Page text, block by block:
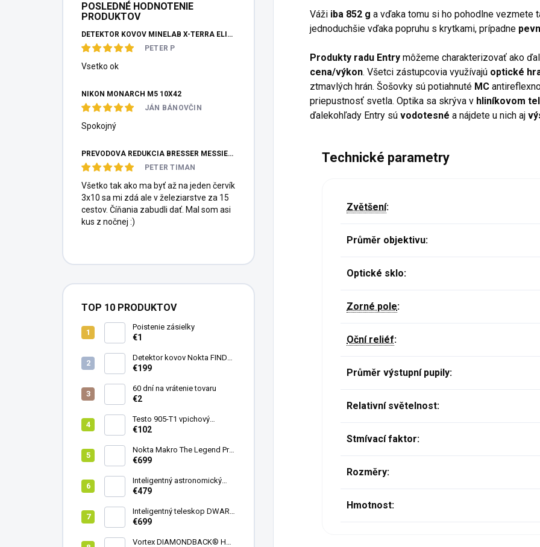
POSLEDNÉ HODNOTENIE
PRODUKTOV
DETEKTOR KOVOV MINELAB X-TERRA ELITE PINPOITER SET
PETER P
Vsetko ok
NIKON MONARCH M5 10X42
JÁN BÁNOVČIN
Spokojný
PREVODOVÁ REDUKCIA BRESSER MESSIER HEXAFOC 1:10
PETER TIMAN
Všetko tak ako ma byť až na jeden červík
3x10 sa mi zdá ale v železiarstve za 15
cestov. Číňania zabudli dať. Mal som asi
kus z nočnej :)
TOP 10 PRODUKTOV
Poistenie zásielky
€1
Detektor kovov Nokta FINDX
Pro
€199
60 dní na vrátenie tovaru
€2
Testo 905-T1 vpichový
teplomer
€102
Nokta Makro The Legend Pro
Pack - model 2024
€699
Inteligentný astronomický
teleskop DwarfLab Dwarf
€479
Inteligentný teleskop DWARF
III + originálny statív DWARF 3
€699
Vortex DIAMONDBACK® HD
Váži iba 852 g a vďaka tomu si ho pohodlne vezmete
jednoduchšie vďaka popruhu s krytkami, prípadne
Produkty radu Entry môžeme charakterizovať ako
cena/výkon. Všetci zástupcovia využívajú optické
ztmavlých hrán. Šošovky sú potiahnuté MC
priepustnosť svetla. Optika sa skrýva v hliníkovom
ďalekohľady Entry sú vodotesné a nájdete u nich aj
Technické parametry
Zvětšení:
Průměr objektivu:
Optické sklo:
Zorné pole:
Oční reliéf:
Průměr výstupní pupily:
Relativní světelnost:
Stmívací faktor:
Rozměry:
Hmotnost: